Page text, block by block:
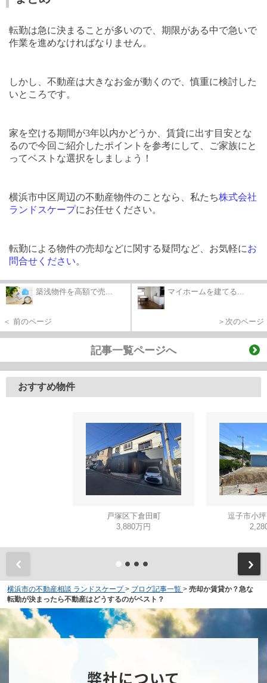
転勤は急に決まることが多いので、期限がある中で急いで
作業を進めなければなりません。
しかし、不動産は大きなお金が動くので、慎重に検討した
いところです。
家を空ける期間が3年以内かどうか、賃貸に出す目安とな
るので今回ご紹介したポイントを参考にして、ご家族にと
ってベストな選択をしましょう！
横浜市中区周辺の不動産物件のことなら、私たち株式会社
ランドスケープにお任せください。
転勤による物件の売却などに関する疑問など、お気軽にお
問合せください。
築浅物件を高額で売...
＜ 前のページ
マイホームを建てる...
＞次のページ
記事一覧ページへ
おすすめ物件
戸塚区下倉田町
3,880万円
逗子市小
横浜市の不動産相談 ランドスケープ > ブログ記事一覧 > 売却か賃貸か？急な
転勤が決まったら不動産はどうするのがベスト？
弊社について